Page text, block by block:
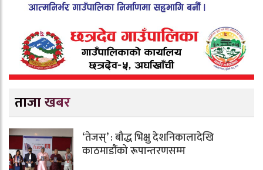
ताजा खबर
‘तेजस्’ : बौद्ध भिक्षु देशनिकालादेखि
काठमाडौंको रूपान्तरणसम्म